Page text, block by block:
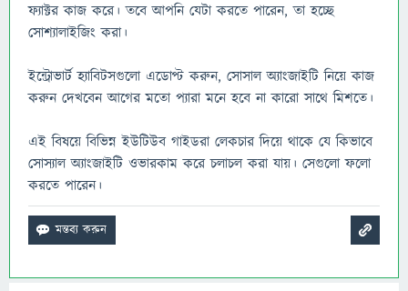
ফ্যাক্টর কাজ করে। তবে আপনি যেটা করতে পারেন, তা হচ্ছে
সোশ্যালাইজিং করা।
ইন্ট্রোভার্ট হ্যাবিটসগুলো এডোপ্ট করুন, সোসাল অ্যাংজাইটি নিয়ে কাজ
করুন দেখবেন আগের মতো প্যারা মনে হবে না কারো সাথে মিশতে।
এই বিষয়ে বিভিন্ন ইউটিউব গাইডরা লেকচার দিয়ে থাকে যে কিভাবে
সোস্যাল অ্যাংজাইটি ওভারকাম করে চলাচল করা যায়। সেগুলো ফলো
করতে পারেন।